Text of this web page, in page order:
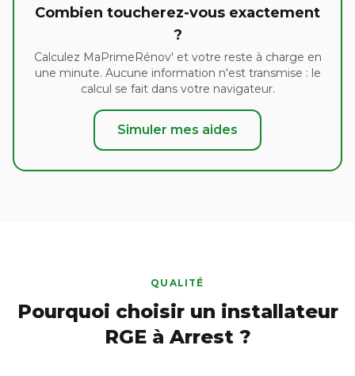
Combien toucherez-vous exactement
?
Calculez MaPrimeRénov' et votre reste à charge en
une minute. Aucune information n'est transmise : le
calcul se fait dans votre navigateur.
Simuler mes aides
QUALITÉ
Pourquoi choisir un installateur
RGE à Arrest ?